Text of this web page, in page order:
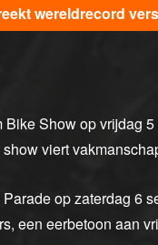
wereldrecord
Show op vrijdag
viert
op zaterdag 6
een eerbetoon aan